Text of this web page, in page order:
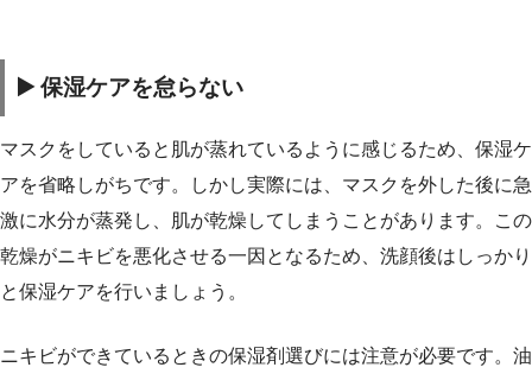
▶️ 保湿ケアを怠らない
マスクをしていると肌が蒸れているように感じるため、保湿ケ
アを省略しがちです。しかし実際には、マスクを外した後に急
激に水分が蒸発し、肌が乾燥してしまうことがあります。この
乾燥がニキビを悪化させる一因となるため、洗顔後はしっかり
と保湿ケアを行いましょう。
ニキビができているときの保湿剤選びには注意が必要です。油